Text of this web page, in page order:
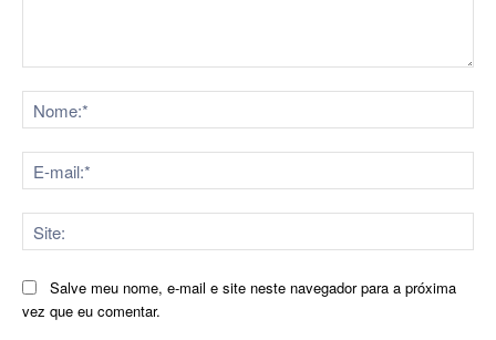
Salve meu nome, e-mail e site neste navegador para a próxima
vez que eu comentar.